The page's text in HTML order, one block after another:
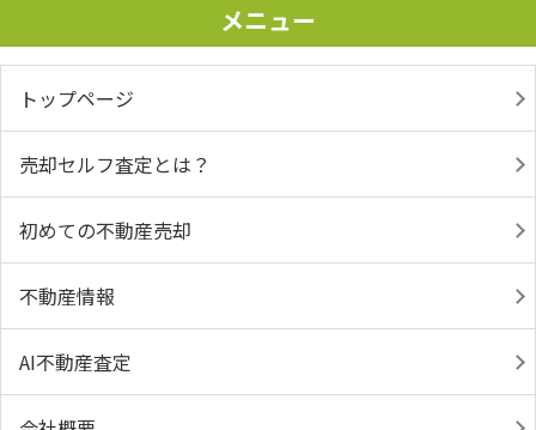
メニュー
トップページ
売却セルフ査定とは？
初めての不動産売却
不動産情報
AI不動産査定